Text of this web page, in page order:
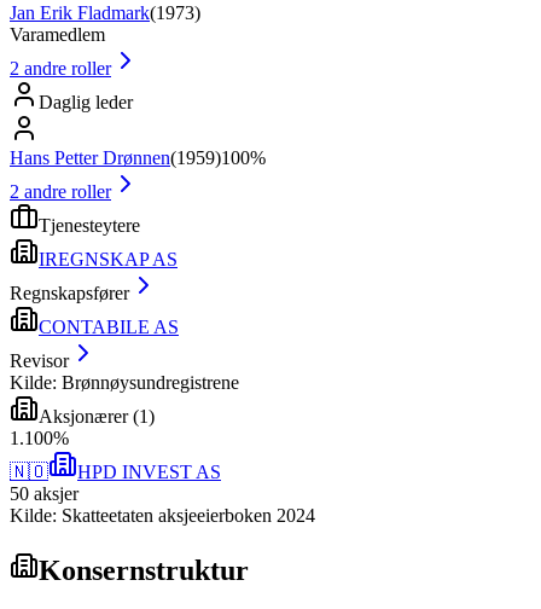
Jan Erik Fladmark(1973)
Varamedlem
2 andre roller
Daglig leder
Hans Petter Drønnen(1959)100%
2 andre roller
Tjenesteytere
IREGNSKAP AS
Regnskapsfører
CONTABILE AS
Revisor
Kilde: Brønnøysundregistrene
Aksjonærer(1)
1 .100%
🇳🇴
HPD INVEST AS
50 aksjer
Kilde: Skatteetaten aksjeeierboken 2024
Konsernstruktur